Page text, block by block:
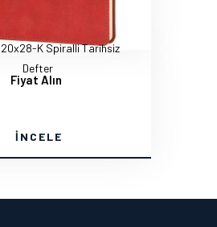
20x28-K Spiralli Tarihsiz
Defter
Fiyat Alın
İNCELE